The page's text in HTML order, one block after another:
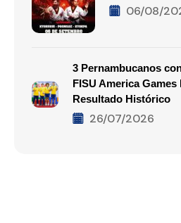
06/08/
3 Pernambucanos
FISU America Games
Resultado Histórico
26/07/2026